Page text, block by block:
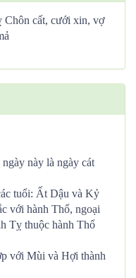
Chôn cất, cưới xin, vợ
này là ngày cát
tuổi: Ất Dậu và Kỷ
với hành Thổ, ngoại
Tỵ thuộc hành Thổ
với Mùi và Hợi thành